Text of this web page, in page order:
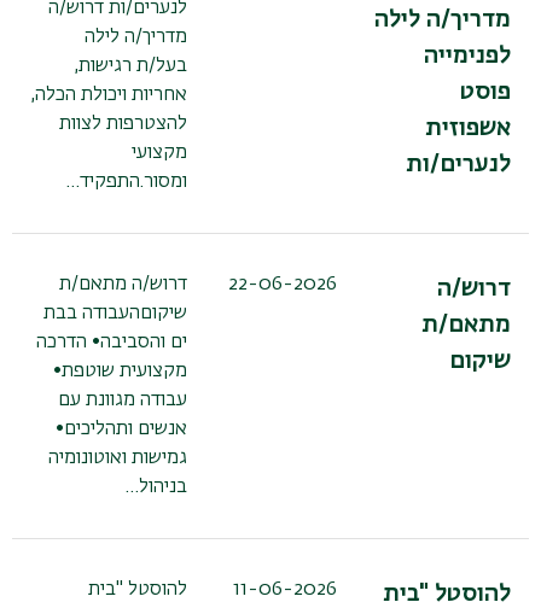
מדריך/ה לילה
לפנימייה
פוסט
אשפוזית
לנערים/ות
לנערים/ות דרוש/ה
מדריך/ה לילה
בעל/ת רגישות,
אחריות ויכולת הכלה,
להצטרפות לצוות
מקצועי
ומסור.התפקיד…
דרוש/ה
מתאם/ת
שיקום
22-06-2026
דרוש/ה מתאם/ת
שיקוםהעבודה בבת
ים והסביבה• הדרכה
מקצועית שוטפת•
עבודה מגוונת עם
אנשים ותהליכים•
גמישות ואוטונומיה
בניהול…
להוסטל "בית
11-06-2026
להוסטל "בית